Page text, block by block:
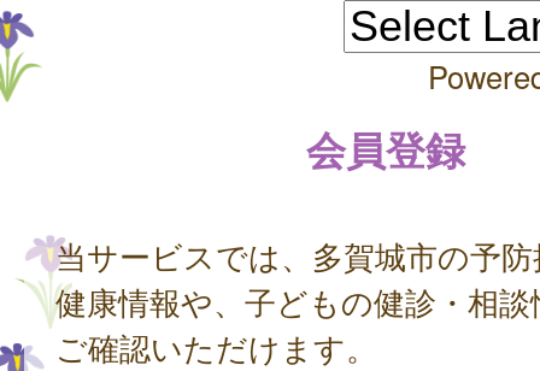
会員登録
当サービスでは、多賀城市の予
健康情報や、子どもの健診・相
ご確認いただけます。